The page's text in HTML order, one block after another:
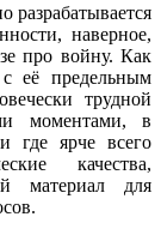
разрабатывается
наверное,
про войну. Как
её предельным
трудной
моментами, в
где ярче всего
качества,
материал для